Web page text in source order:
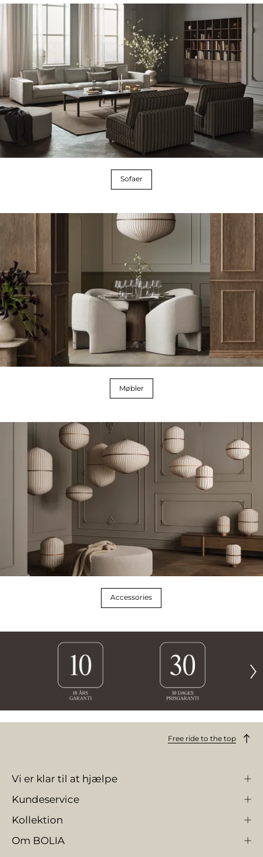
Sofaer
Møbler
Accessories
Free ride to the top
Vi er klar til at hjælpe
Kundeservice
Kollektion
Om BOLIA